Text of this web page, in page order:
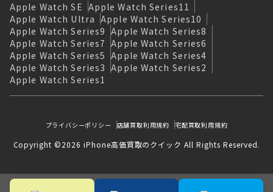
Apple Watch SE Apple Watch Series11
Apple Watch Ultra Apple Watch Series10
Apple Watch Series9 Apple Watch Series8
Apple Watch Series7 Apple Watch Series6
Apple Watch Series5 Apple Watch Series4
Apple Watch Series3 Apple Watch Series2
Apple Watch Series1
プライバシーポリシー 店舗買取利用規約 宅配買取利用規約
Copyright ©2026 iPhone高価買取のクイック All Rights Reserved.